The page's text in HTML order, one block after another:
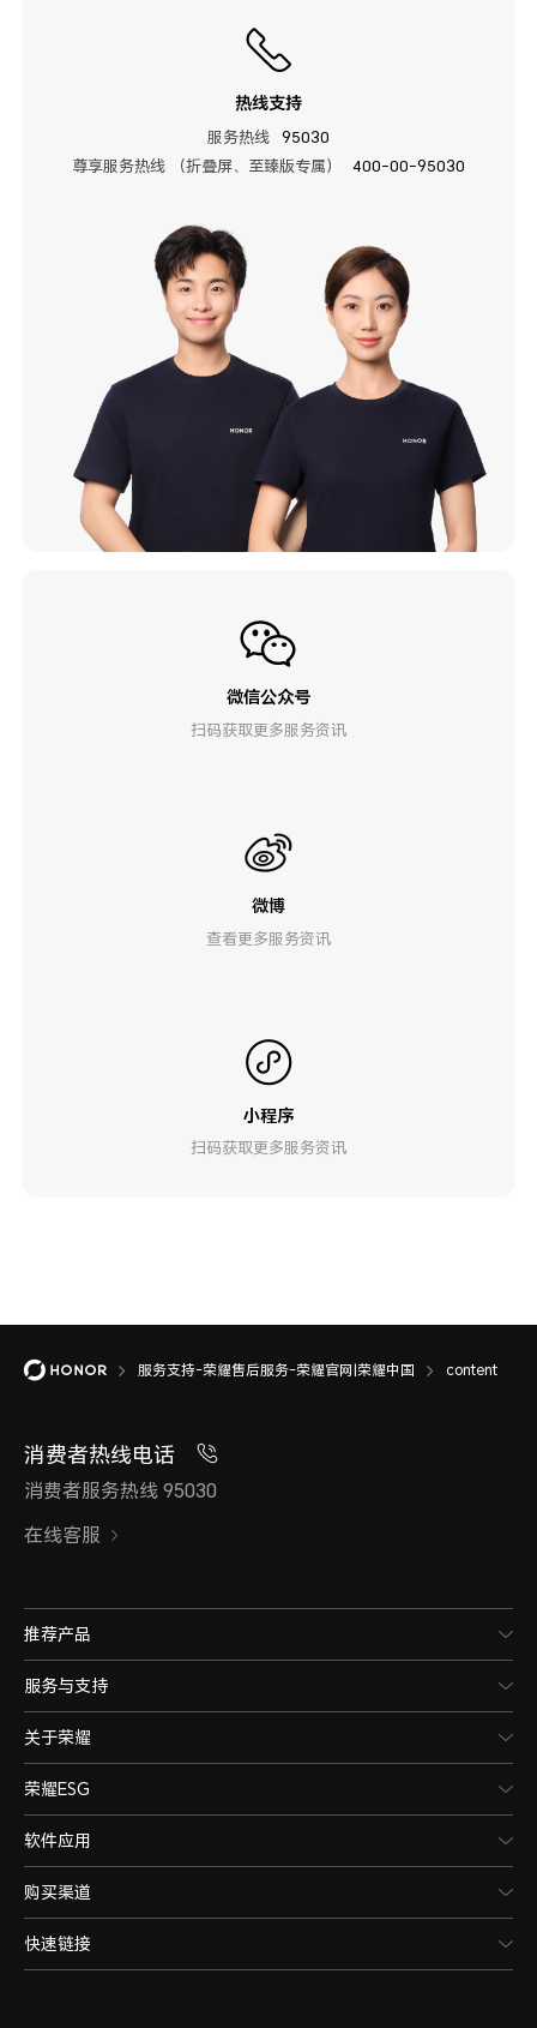
热线支持
服务热线
95030
尊享服务热线 （折叠屏、至臻版专属）
400-00-95030
微信公众号
扫码获取更多服务资讯
微博
查看更多服务资讯
小程序
扫码获取更多服务资讯
服务支持-荣耀售后服务-荣耀官网|荣耀中国 content
消费者热线电话
消费者服务热线 95030
在线客服
推荐产品
服务与支持
关于荣耀
荣耀ESG
软件应用
购买渠道
快速链接